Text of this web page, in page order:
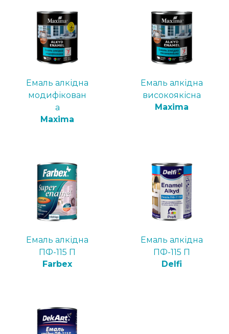
Емаль алкідна
модифікован
а
Maxima
Емаль алкідна
високоякісна
Maxima
Емаль алкідна
ПФ-115 П
Farbex
Емаль алкідна
ПФ-115 П
Delfi